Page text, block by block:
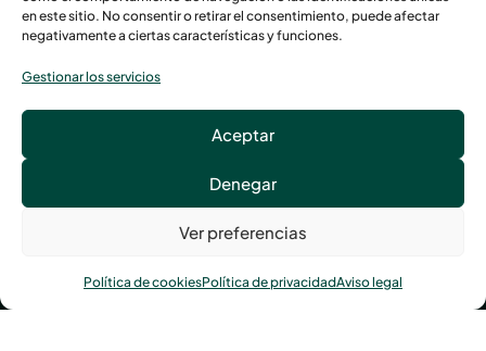
en este sitio. No consentir o retirar el consentimiento, puede afectar
negativamente a ciertas características y funciones.
Gestionar los servicios
Aceptar
Denegar
Ver preferencias
Política de cookiesPolítica de privacidadAviso legal
proyectos
Tienda
Llámanos al